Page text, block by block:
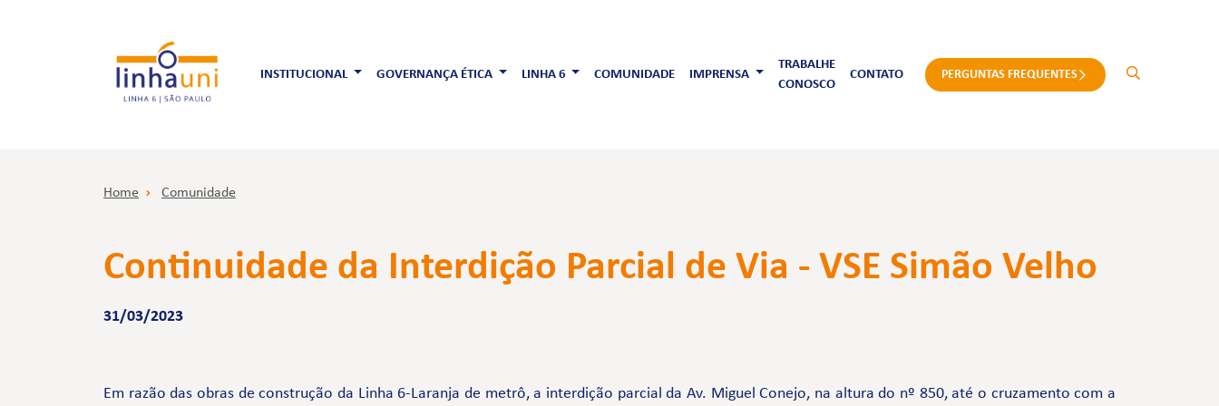
INSTITUCIONAL GOVERNANÇA ÉTICA LINHA 6 COMUNIDADE IMPRENSA
TRABALHE
CONOSCO
CONTATO PERGUNTAS FREQUENTES
Home Comunidade
Continuidade da Interdição Parcial de Via - VSE Simão Velho
31/03/2023
Em razão das obras de construção da Linha 6-Laranja de metrô, a interdição parcial da Av. Miguel Conejo, na altura do nº 850, até o cruzamento com a